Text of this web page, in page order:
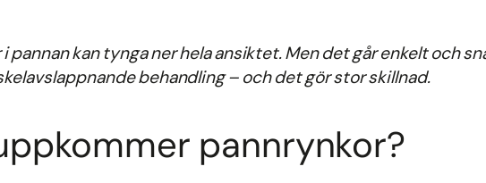
i pannan kan tynga ner hela ansiktet. Men det går enkelt och
behandling – och det gör stor skillnad.
pannrynkor?